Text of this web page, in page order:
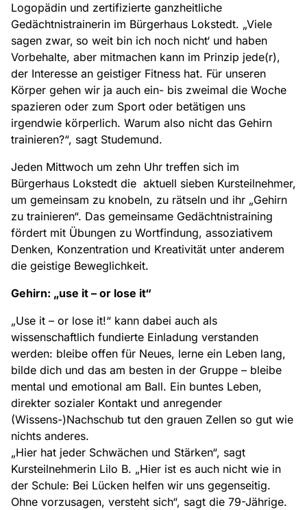
Logopädin und zertifizierte ganzheitliche
Gedächtnistrainerin im Bürgerhaus Lokstedt. „Viele
sagen zwar‚ so weit bin ich noch nicht‘ und haben
Vorbehalte, aber mitmachen kann im Prinzip jede(r),
der Interesse an geistiger Fitness hat. Für unseren
Körper gehen wir ja auch ein- bis zweimal die Woche
spazieren oder zum Sport oder betätigen uns
irgendwie körperlich. Warum also nicht das Gehirn
trainieren?“, sagt Studemund.
Jeden Mittwoch um zehn Uhr treffen sich im
Bürgerhaus Lokstedt die aktuell sieben Kursteilnehmer,
um gemeinsam zu knobeln, zu rätseln und ihr „Gehirn
zu trainieren“. Das gemeinsame Gedächtnistraining
fördert mit Übungen zu Wortfindung, assoziativem
Denken, Konzentration und Kreativität unter anderem
die geistige Beweglichkeit.
Gehirn: „use it – or lose it“
„Use it – or lose it!“ kann dabei auch als
wissenschaftlich fundierte Einladung verstanden
werden: bleibe offen für Neues, lerne ein Leben lang,
bilde dich und das am besten in der Gruppe – bleibe
mental und emotional am Ball. Ein buntes Leben,
direkter sozialer Kontakt und anregender
(Wissens-)Nachschub tut den grauen Zellen so gut wie
nichts anderes.
„Hier hat jeder Schwächen und Stärken“, sagt
Kursteilnehmerin Lilo B. „Hier ist es auch nicht wie in
der Schule: Bei Lücken helfen wir uns gegenseitig.
Ohne vorzusagen, versteht sich“, sagt die 79-Jährige.